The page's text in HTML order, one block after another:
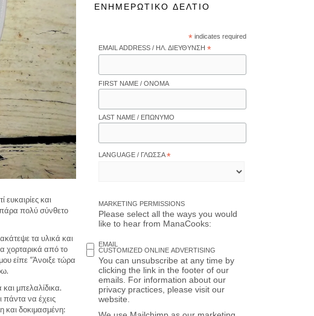
και
πολύ σύνθετο
τα υλικά και
χορταρικά από το
είπε “Άνοιξε τώρα
μπελαλίδικα.
πάντα να έχεις
και δοκιμασμένη:
ΕΝΗΜΕΡΩΤΙΚΌ ΔΕΛΤΊΟ
*indicates required
EMAIL ADDRESS / ΗΛ. ΔΙΕΎΘΥΝΣΗ*
FIRST NAME / ΌΝΟΜΑ
LAST NAME / ΕΠΏΝΥΜΟ
LANGUAGE / ΓΛΏΣΣΑ*
MARKETING PERMISSIONS
Please select all the ways you would
like to hear from ManaCooks:
EMAIL
CUSTOMIZED ONLINE ADVERTISING
You can unsubscribe at any time by
clicking the link in the footer of our
emails. For information about our
privacy practices, please visit our
website.